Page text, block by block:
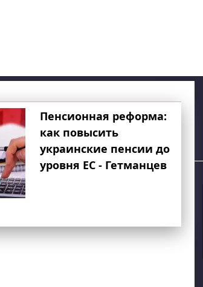
Пенсионная реформа:
как повысить
украинские пенсии до
уровня ЕС - Гетманцев